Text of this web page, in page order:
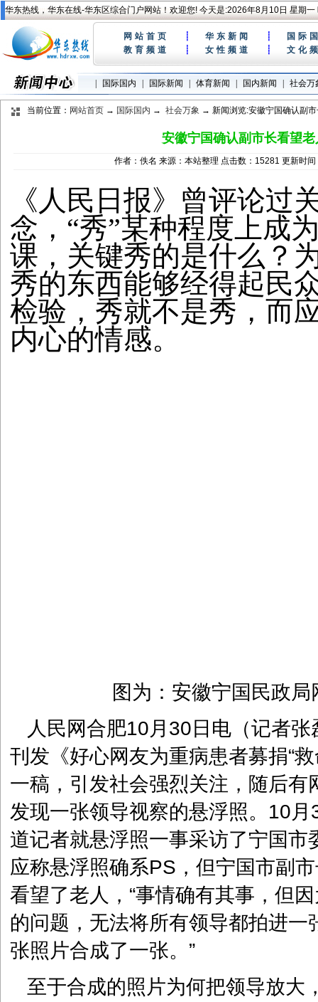
华东热线，华东在线-华东区综合门户网站！欢迎您! 今天是:2026年8月10日 星期一
网站首页 ┊ 华东新闻 ┊
国际
教育频道
┊ 女性频道 ┊ 文化
国际国内 国际新闻 体育新闻 国内新闻 社会万
当前位置： 网站首页 → 国际国内 → 社会万象 → 新闻浏览:安徽宁国确认副
安徽宁国确认副市长看望
作者：佚名 来源：本站整理 点击数：15281 更新时
《人民日报》曾评论过
念，“秀”某种程度上成
课，关键秀的是什么？
秀的东西能够经得起民
检验，秀就不是秀，而
内心的情感。
图为：安徽宁国民政
人民网合肥10月30日电（记者
刊发《好心网友为重病患者募捐“
一稿，引发社会强烈关注，随后有
发现一张领导视察的悬浮照。10
道记者就悬浮照一事采访了宁国市
应称悬浮照确系PS，但宁国市副
看望了老人，“事情确有其事，但
的问题，无法将所有领导都拍进一
张照片合成了一张。”
至于合成的照片为何把领导放大